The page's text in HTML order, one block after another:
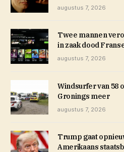
augustus 7, 2026
Twee mannen
in zaak dood
augustus 7, 2026
Windsurfer van 58
Gronings meer
augustus 7, 2026
Trump gaat
Amerikaans